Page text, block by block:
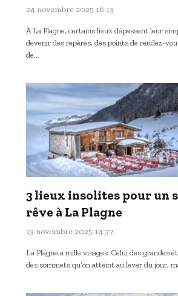
24 novembre 2025 16:13
À La Plagne, certains lieux dépassent leur
devenir des repères, des points de rendez-
de…
3 lieux insolites pour un
rêve à La Plagne
13 novembre 2025 14:37
La Plagne a mille visages. Celui des grandes
des sommets qu’on atteint au lever du jour,